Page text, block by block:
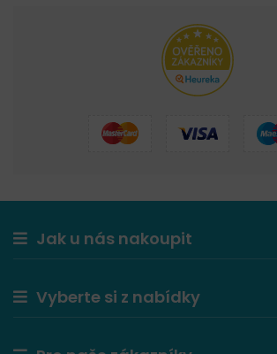
Jak u nás nakoupit
Vyberte si z nabídky